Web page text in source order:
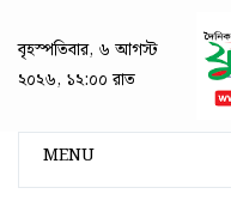
বৃহস্পতিবার, ৬ আগস্ট
২০২৬, ১২:০০ রাত
MENU